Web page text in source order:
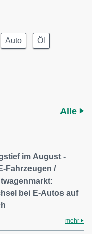
Auto Öl
Alle
im August -
Fahrzeugen /
bei E-Autos auf
mehr